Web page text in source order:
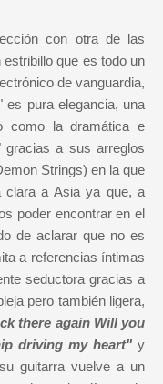
con otra de las
que es todo un
de vanguardia,
es pura elegancia, una
como la dramática e
gracias a sus arreglos
Strings) en la que
clara a Asia ya que, a
poder encontrar en el
de aclarar que no es
a referencias íntimas
seductora gracias a
pero también ligera,
there again Will you
driving my heart" y
guitarra vuelve a un